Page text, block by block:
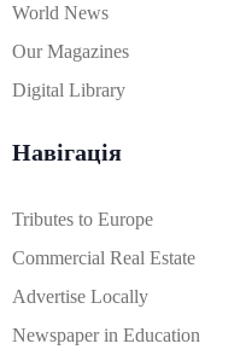
World News
Our Magazines
Digital Library
Навігація
Tributes to Europe
Commercial Real Estate
Advertise Locally
Newspaper in Education